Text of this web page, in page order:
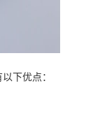
下优点：